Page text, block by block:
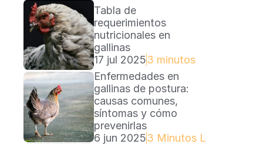
Tabla de
requerimientos
nutricionales en
gallinas
17 jul 20253 minutos
Enfermedades en
gallinas de postura:
causas comunes,
síntomas y cómo
prevenirlas
6 jun 20253 Minutos Lectura